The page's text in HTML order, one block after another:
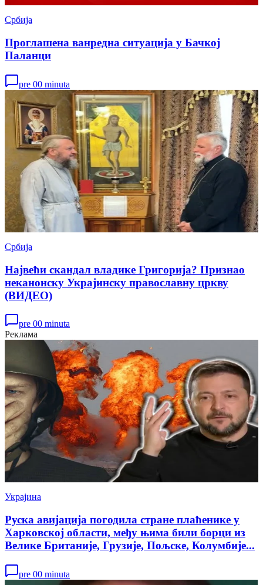
Србија
Проглашена ванредна ситуација у Бачкој
Паланци
pre 00 minuta
Србија
Највећи скандал владике Григорија? Признао
неканонску Украјинску православну цркву
(ВИДЕО)
pre 00 minuta
Реклама
Украјина
Руска авијација погодила стране плаћенике у
Харковској области, међу њима били борци из
Велике Британије, Грузије, Пољске, Колумбије...
pre 00 minuta